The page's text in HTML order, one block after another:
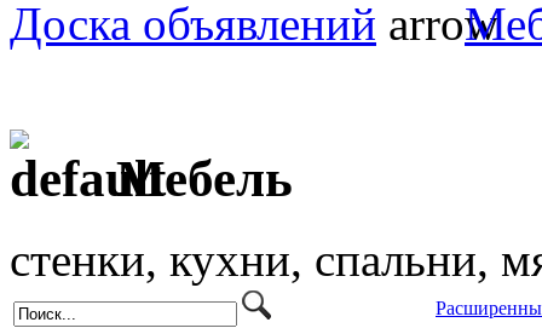
Доска объявлений
Мебель
стенки, кухни, спальни,